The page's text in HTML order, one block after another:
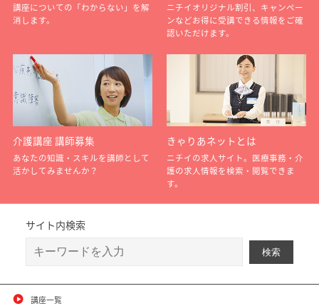
講座についての「わからない」を解
消します。
ニチイオリジナル割引、キャンペー
ンなどお得に受講できる情報をご確
認いただけます。
介護講座 講師募集
あなたの知識・スキルを講師として
活かしてみませんか？
きゃりあネットとは
ニチイの求人サイト。医療事務・介
護の求人情報を検索・閲覧できま
す。
サイト内検索
講座一覧